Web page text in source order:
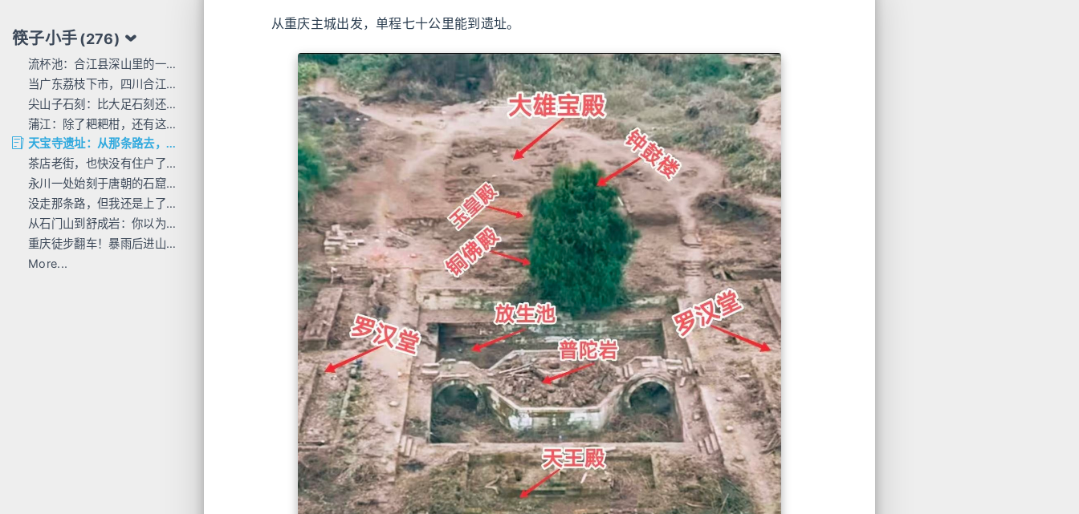
筷子小手(276)
流杯池：合江县深山里的一行东洋刻痕
当广东荔枝下市，四川合江的才刚红透
尖山子石刻：比大足石刻还早300年
蒲江：除了耙耙柑，还有这么多唐宋石刻
天宝寺遗址：从那条路去，过这座桥来
茶店老街，也快没有住户了...
永川一处始刻于唐朝的石窟，人不多 值得去
没走那条路，但我还是上了巴岳山
从石门山到舒成岩：你以为去过宝顶山就是全部的大足石刻了吗？
重庆徒步翻车！暴雨后进山，差点栽在这座小山里
More...
从重庆主城出发，单程七十公里能到遗址。